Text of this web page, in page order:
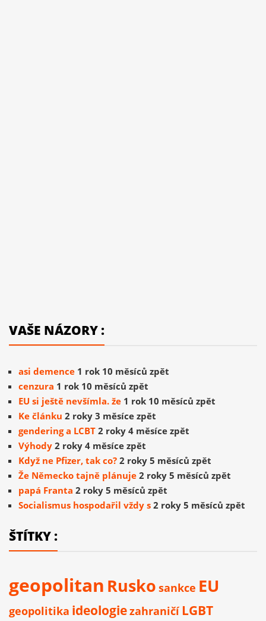
VAŠE NÁZORY :
asi demence 1 rok 10 měsíců zpět
cenzura 1 rok 10 měsíců zpět
EU si ještě nevšímla. že 1 rok 10 měsíců zpět
Ke článku 2 roky 3 měsíce zpět
gendering a LCBT 2 roky 4 měsíce zpět
Výhody 2 roky 4 měsíce zpět
Když ne Pfizer, tak co? 2 roky 5 měsíců zpět
Že Německo tajně plánuje 2 roky 5 měsíců zpět
papá Franta 2 roky 5 měsíců zpět
Socialismus hospodařil vždy s 2 roky 5 měsíců zpět
ŠTÍTKY :
geopolitan Rusko sankce EU
geopolitika ideologiezahraničí LGBT